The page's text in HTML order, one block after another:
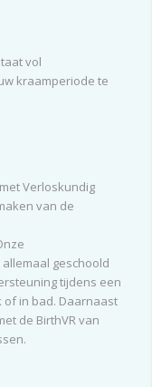
vol
kraamperiode te
Verloskundig
van de
geschoold
tijdens een
in bad. Daarnaast
de BirthVR van